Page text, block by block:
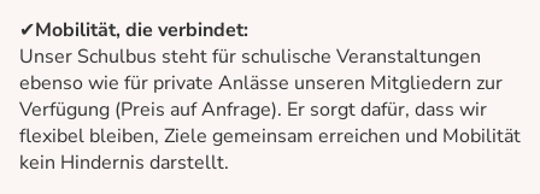
✔Mobilität, die verbindet:
Unser Schulbus steht für schulische Veranstaltungen
ebenso wie für private Anlässe unseren Mitgliedern zur
Verfügung (Preis auf Anfrage). Er sorgt dafür, dass wir
flexibel bleiben, Ziele gemeinsam erreichen und Mobilität
kein Hindernis darstellt.